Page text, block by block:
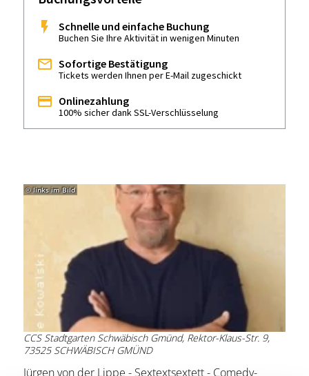
© links im Bild
CCS Stadtgarten Schwäbisch Gmünd, Rektor-Klaus-Str. 9,
73525 SCHWÄBISCH GMÜND
Jürgen von der Lippe - Sextextsextett - Comedy-
Schnelle und einfache Buchung
Buchen Sie Ihre Aktivität in wenigen Minuten
Sofortige Bestätigung
Tickets werden Ihnen per E-Mail zugeschickt
Onlinezahlung
100% sicher dank SSL-Verschlüsselung